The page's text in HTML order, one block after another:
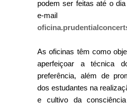
podem ser feitas até o
e-mail
As oficinas têm como
aperfeiçoar a técnica
preferência, além de
dos estudantes na
e cultivo da